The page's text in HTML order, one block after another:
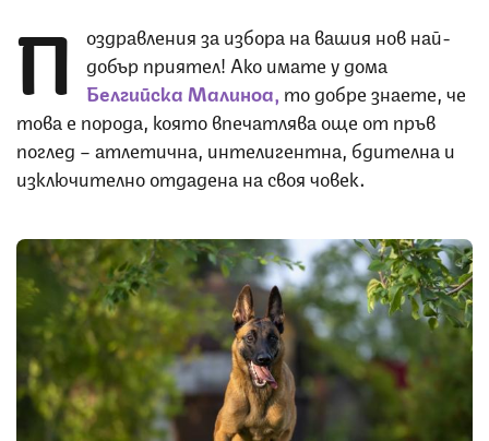
П
оздравления за избора на вашия нов най-
добър приятел! Ако имате у дома
Белгийска Малиноа, то добре знаете, че
това е порода, която впечатлява още от пръв
поглед – атлетична, интелигентна, бдителна и
изключително отдадена на своя човек.